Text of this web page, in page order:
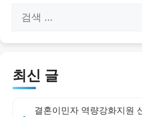
최신 글
결혼이민자 역량강화지원